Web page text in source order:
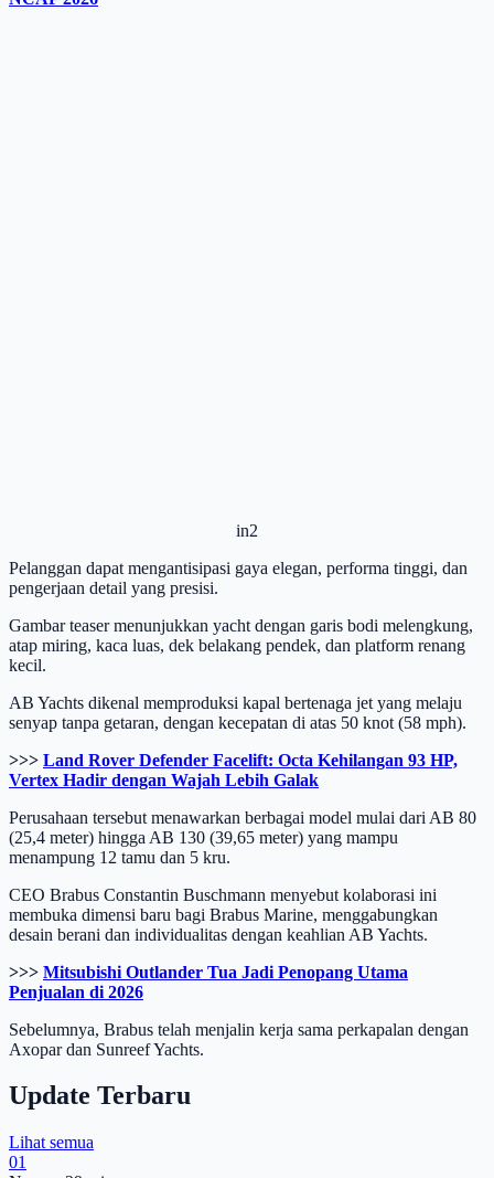
in2
Pelanggan dapat mengantisipasi gaya elegan, performa tinggi, dan
pengerjaan detail yang presisi.
Gambar teaser menunjukkan yacht dengan garis bodi melengkung,
atap miring, kaca luas, dek belakang pendek, dan platform renang
kecil.
AB Yachts dikenal memproduksi kapal bertenaga jet yang melaju
senyap tanpa getaran, dengan kecepatan di atas 50 knot (58 mph).
>>> Land Rover Defender Facelift: Octa Kehilangan 93 HP,
Vertex Hadir dengan Wajah Lebih Galak
Perusahaan tersebut menawarkan berbagai model mulai dari AB 80
(25,4 meter) hingga AB 130 (39,65 meter) yang mampu
menampung 12 tamu dan 5 kru.
CEO Brabus Constantin Buschmann menyebut kolaborasi ini
membuka dimensi baru bagi Brabus Marine, menggabungkan
desain berani dan individualitas dengan keahlian AB Yachts.
>>> Mitsubishi Outlander Tua Jadi Penopang Utama
Penjualan di 2026
Sebelumnya, Brabus telah menjalin kerja sama perkapalan dengan
Axopar dan Sunreef Yachts.
Update Terbaru
Lihat semua
01